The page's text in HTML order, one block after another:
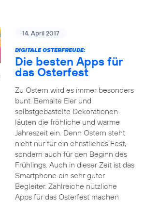
14. April 2017
DIGITALE OSTERFREUDE:
Die besten Apps für
das Osterfest
Zu Ostern wird es immer besonders
bunt. Bemalte Eier und
selbstgebastelte Dekorationen
läuten die fröhliche und warme
Jahreszeit ein. Denn Ostern steht
nicht nur für ein christliches Fest,
sondern auch für den Beginn des
Frühlings. Auch in dieser Zeit ist das
Smartphone ein sehr guter
Begleiter. Zahlreiche nützliche
Apps für das Osterfest machen